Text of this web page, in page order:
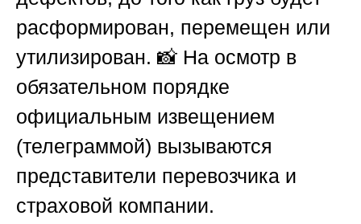
расформирован, перемещен или
утилизирован. 📸 На осмотр в
обязательном порядке
официальным извещением
(телеграммой) вызываются
представители перевозчика и
страховой компании.